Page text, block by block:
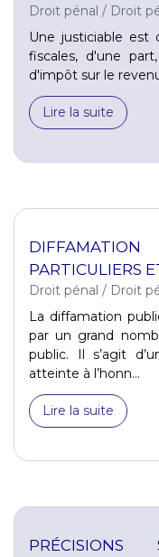
Droit pénal / Droit
Une justiciable est
fiscales, d'une
d'impôt sur le
Lire la suite
PARTICULIERS
Droit pénal / Droit
La diffamation
par un grand
public. Il s’agit
atteinte à l’honn...
Lire la suite